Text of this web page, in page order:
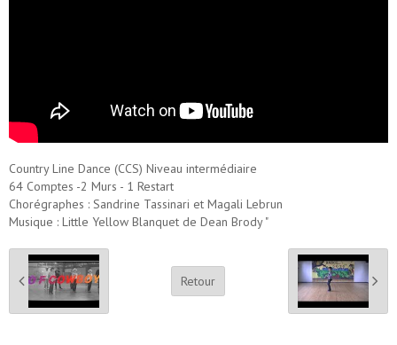
Country Line Dance (CCS) Niveau intermédiaire
64 Comptes -2 Murs - 1 Restart
Chorégraphes : Sandrine Tassinari et Magali Lebrun
Musique : Little Yellow Blanquet de Dean Brody "
Retour